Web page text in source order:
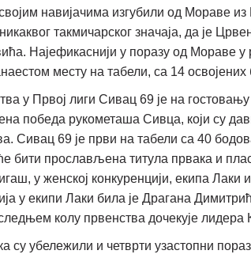
навијачима изгубили од Мораве
такмичарског значаја, да је
Најефикаснији у поразу од Мораве
месту на табели, са 14
у Првој лиги Сивац 69 је на
победа рукометаша Сивца, који су
Сивац 69 је први на табели са 40
бити прослављена титула првака и
у женској конкуренцији, екипа
у екипи Лаки била је Драгана
колу првенства дочекује лидера
су убележили и четврти узастопни